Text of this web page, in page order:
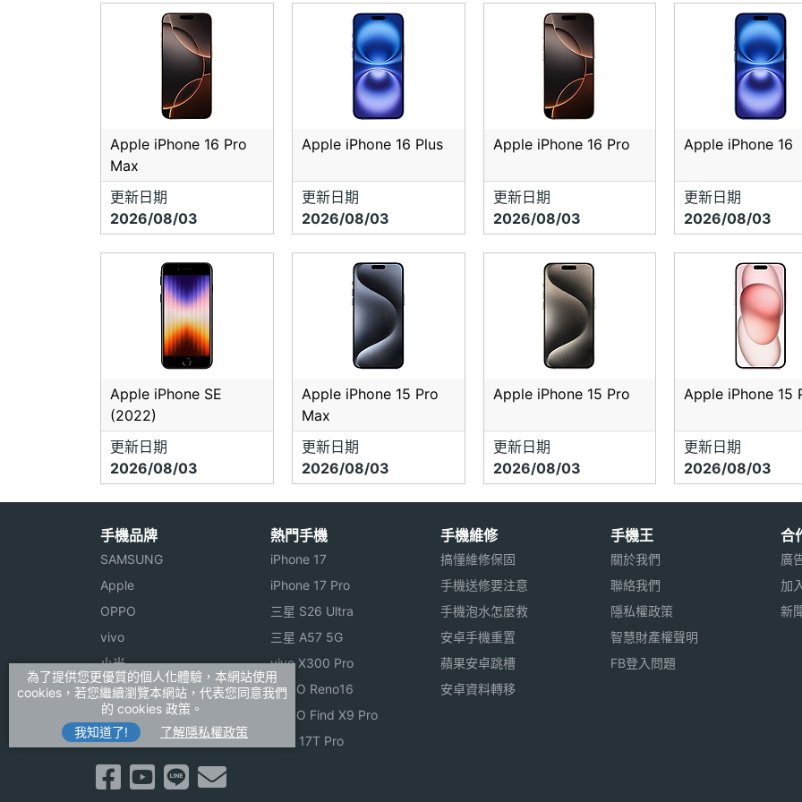
Apple iPhone 16 Pro
Max
更新日期
2026/08/03
Apple iPhone 16 Plus
更新日期
2026/08/03
Apple iPhone 16 Pro
更新日期
2026/08/03
Apple iPhone 16
更新日期
2026/08/03
Apple iPhone SE
(2022)
更新日期
2026/08/03
Apple iPhone 15 Pro
Max
更新日期
2026/08/03
Apple iPhone 15 Pro
更新日期
2026/08/03
Apple iPhone 15
更新日期
2026/08/03
手機品牌
SAMSUNG
Apple
OPPO
vivo
小米
ASUS
Sony
realme
熱門手機
iPhone 17
iPhone 17 Pro
三星 S26 Ultra
三星 A57 5G
vivo X300 Pro
OPPO Reno16
OPPO Find X9 Pro
小米 17T Pro
手機維修
搞懂維修保固
手機送修要注意
手機泡水怎麼救
安卓手機重置
蘋果安卓跳槽
安卓資料轉移
手機王
關於我們
聯絡我們
隱私權政策
智慧財產權聲明
FB登入問題
合
廣
加
新
為了提供您更優質的個人化體驗，本網站使用
cookies，若您繼續瀏覽本網站，代表您同意我們
的 cookies 政策。
我知道了!
了解隱私權政策